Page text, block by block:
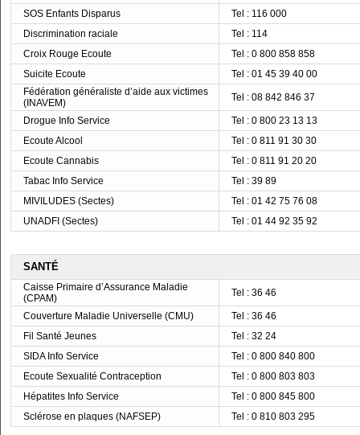
SOS Enfants Disparus
Tel : 116 000
Discrimination raciale
Tel : 114
Croix Rouge Ecoute
Tel : 0 800 858 858
Suicite Ecoute
Tel : 01 45 39 40 00
Fédération généraliste d’aide aux victimes
(INAVEM)
Tel : 08 842 846 37
Drogue Info Service
Tel : 0 800 23 13 13
Ecoute Alcool
Tel : 0 811 91 30 30
Ecoute Cannabis
Tel : 0 811 91 20 20
Tabac Info Service
Tel : 39 89
MIVILUDES (Sectes)
Tel : 01 42 75 76 08
UNADFI (Sectes)
Tel : 01 44 92 35 92
SANTÉ
Caisse Primaire d’Assurance Maladie
(CPAM)
Tel : 36 46
Couverture Maladie Universelle (CMU)
Tel : 36 46
Fil Santé Jeunes
Tel : 32 24
SIDA Info Service
Tel : 0 800 840 800
Ecoute Sexualité Contraception
Tel : 0 800 803 803
Hépatites Info Service
Tel : 0 800 845 800
Sclérose en plaques (NAFSEP)
Tel : 0 810 803 295